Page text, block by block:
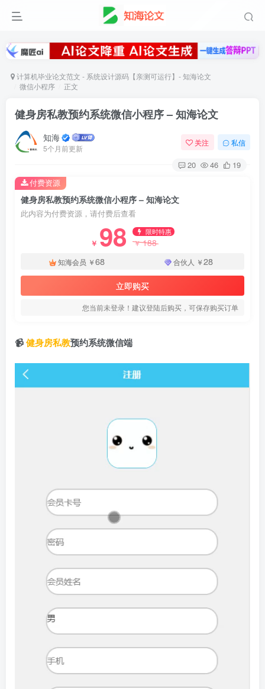
计算机毕业论文范文 - 系统设计源码【亲测可运行】- 知海论文
微信小程序
正文
健身房私教预约系统微信小程序 – 知海论文
知海
5个月前更新
关注 私信
20 46 19
健身房私教预约系统微信小程序 – 知海论文
此内容为付费资源，请付费后查看
￥ 98 限时特惠
￥188
知海会员 ￥68 合伙人 ￥28
立即购买
您当前未登录！建议登陆后购买，可保存购买订单
付费资源
📹健身房私教预约系统微信端